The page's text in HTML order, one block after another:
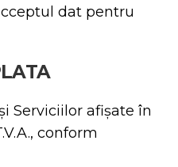
dat pentru
Serviciilor afișate în
conform